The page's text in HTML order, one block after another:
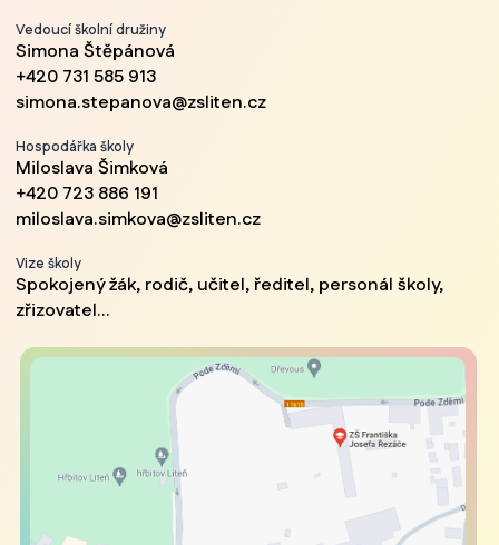
Vedoucí školní družiny
Simona Štěpánová
+420 731 585 913
simona.stepanova@zsliten.cz
Hospodářka školy
Miloslava Šimková
+420 723 886 191
miloslava.simkova@zsliten.cz
Vize školy
Spokojený žák, rodič, učitel, ředitel, personál školy,
zřizovatel...